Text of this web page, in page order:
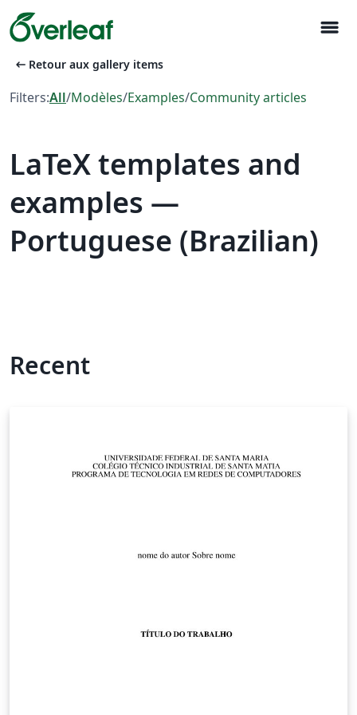
menu
arrow_left_alt Retour aux gallery items
Filters:All/Modèles/Examples/Community articles
LaTeX templates and
examples —
Portuguese (Brazilian)
Recent